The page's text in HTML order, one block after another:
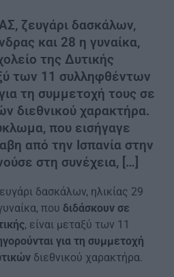
ζευγάρι δασκάλων,
και 28 η γυναίκα,
της Δυτικής
των 11 συλληφθέντων
τη συμμετοχή τους σε
διεθνικού χαρακτήρα.
που εισήγαγε
από την Ισπανία στην
στη συνέχεια, […]
δασκάλων, ηλικίας 29
που διδάσκουν σε
, είναι μεταξύ των 11
για τη συμμετοχή
διεθνικού χαρακτήρα.